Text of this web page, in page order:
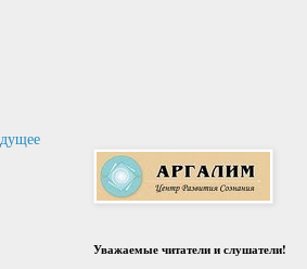
Уважаемые читатели и слушатели!